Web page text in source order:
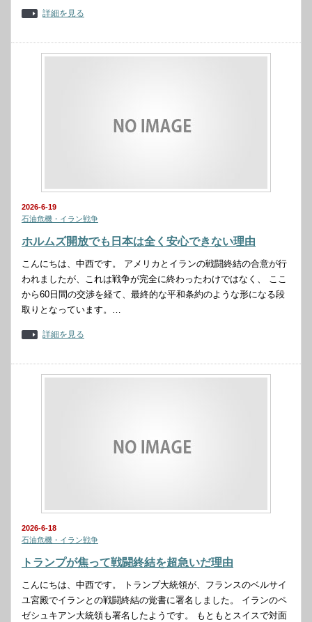
詳細を見る
2026-6-19
石油危機・イラン戦争
ホルムズ開放でも日本は全く安心できない理由
こんにちは、中西です。 アメリカとイランの戦闘終結の合意が行
われましたが、これは戦争が完全に終わったわけではなく、 ここ
から60日間の交渉を経て、最終的な平和条約のような形になる段
取りとなっています。…
詳細を見る
2026-6-18
石油危機・イラン戦争
トランプが焦って戦闘終結を超急いだ理由
こんにちは、中西です。 トランプ大統領が、フランスのベルサイ
ユ宮殿でイランとの戦闘終結の覚書に署名しました。 イランのペ
ゼシュキアン大統領も署名したようです。 もともとスイスで対面